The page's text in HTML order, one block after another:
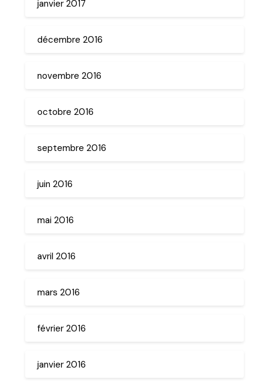
janvier 2017
décembre 2016
novembre 2016
octobre 2016
septembre 2016
juin 2016
mai 2016
avril 2016
mars 2016
février 2016
janvier 2016